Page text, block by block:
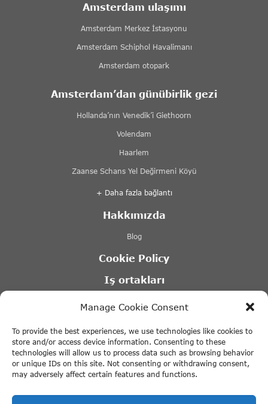
Manage Cookie Consent
To provide the best experiences, we use technologies like cookies to
store and/or access device information. Consenting to these
technologies will allow us to process data such as browsing behavior
or unique IDs on this site. Not consenting or withdrawing consent,
may adversely affect certain features and functions.
Amsterdam ulaşımı
Amsterdam Merkez İstasyonu
Amsterdam Schiphol Havalimanı
Amsterdam otopark
Amsterdam’dan günübirlik gezi
Hollanda’nın Venedik’i Giethoorn
Volendam
Haarlem
Zaanse Schans Yel Değirmeni Köyü
+ Daha fazla bağlantı
Hakkımızda
Blog
Cookie Policy
Iş ortakları
Tours & Tickets Amsterdam
Canal Motorboats – Amsterdam tekne kiralama
+ Daha fazla bağlantı